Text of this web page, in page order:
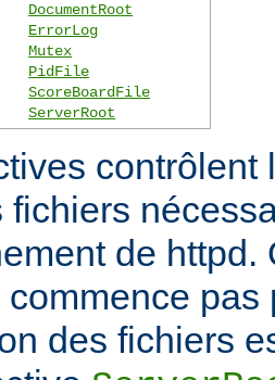
DocumentRoot
ErrorLog
Mutex
PidFile
ScoreBoardFile
ServerRoot
contrôlent
fichiers
de httpd.
pas
des fichiers